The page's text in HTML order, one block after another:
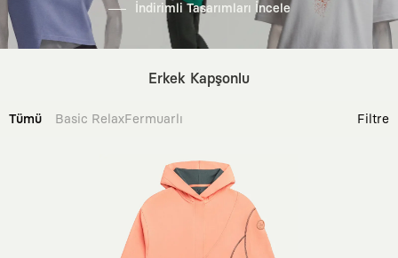
İndirimli Tasarımları İncele
Erkek Kapşonlu
Tümü Basic RelaxFermuarlı Filtre